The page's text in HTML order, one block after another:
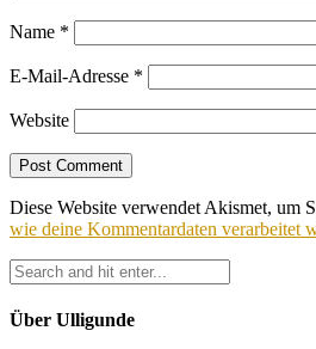
Name *
E-Mail-Adresse *
Website
Diese Website verwendet Akismet, um
wie deine Kommentardaten verarbeitet
Über Ulligunde